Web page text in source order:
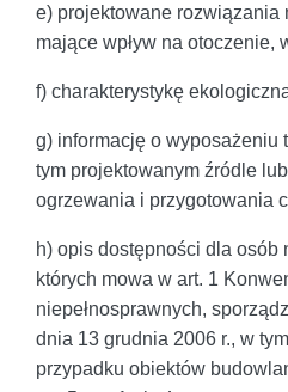
e) projektowane rozwiązania
mające wpływ na otoczenie,
f) charakterystykę
g) informację o wyposażeniu
tym projektowanym źródle
ogrzewania i przygotowania
h) opis dostępności dla osób
których mowa w art. 1
niepełnosprawnych,
dnia 13 grudnia 2006 r., w
przypadku obiektów